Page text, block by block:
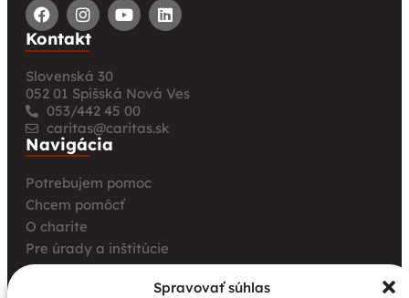
Spravovať súhlas
Kontakt
Slovenská 30
052 01 Spišská Nová Ves
053/442 45 00
caritas@caritas.sk
Navigácia
Potrebujem pomoc
Chcem pomôcť
O charite
Pre úrady a inštitúcie
Farské charity